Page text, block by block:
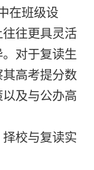
在班级设
往更具灵活
对于复读生
高考提分数
及与公办高
校与复读实